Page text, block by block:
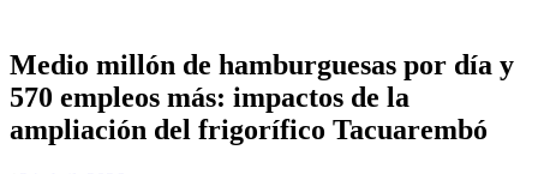
Medio millón de hamburguesas por día y
570 empleos más: impactos de la
ampliación del frigorífico Tacuarembó